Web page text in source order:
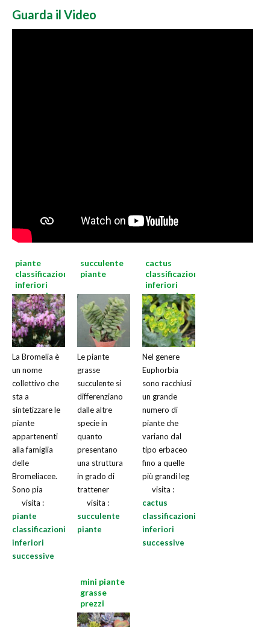
Guarda il Video
piante
classificazioni
inferiori
successive
La Bromelia è
un nome
collettivo che
sta a
sintetizzare le
piante
appartenenti
alla famiglia
delle
Bromeliacee.
Sono pia
visita :
piante
classificazioni
inferiori
successive
succulente
piante
Le piante
grasse
succulente si
differenziano
dalle altre
specie in
quanto
presentano
una struttura
in grado di
trattener
visita :
succulente
piante
cactus
classificazioni
inferiori
successive
Nel genere
Euphorbia
sono racchiusi
un grande
numero di
piante che
variano dal
tipo erbaceo
fino a quelle
più grandi leg
visita :
cactus
classificazioni
inferiori
successive
mini piante
grasse
prezzi